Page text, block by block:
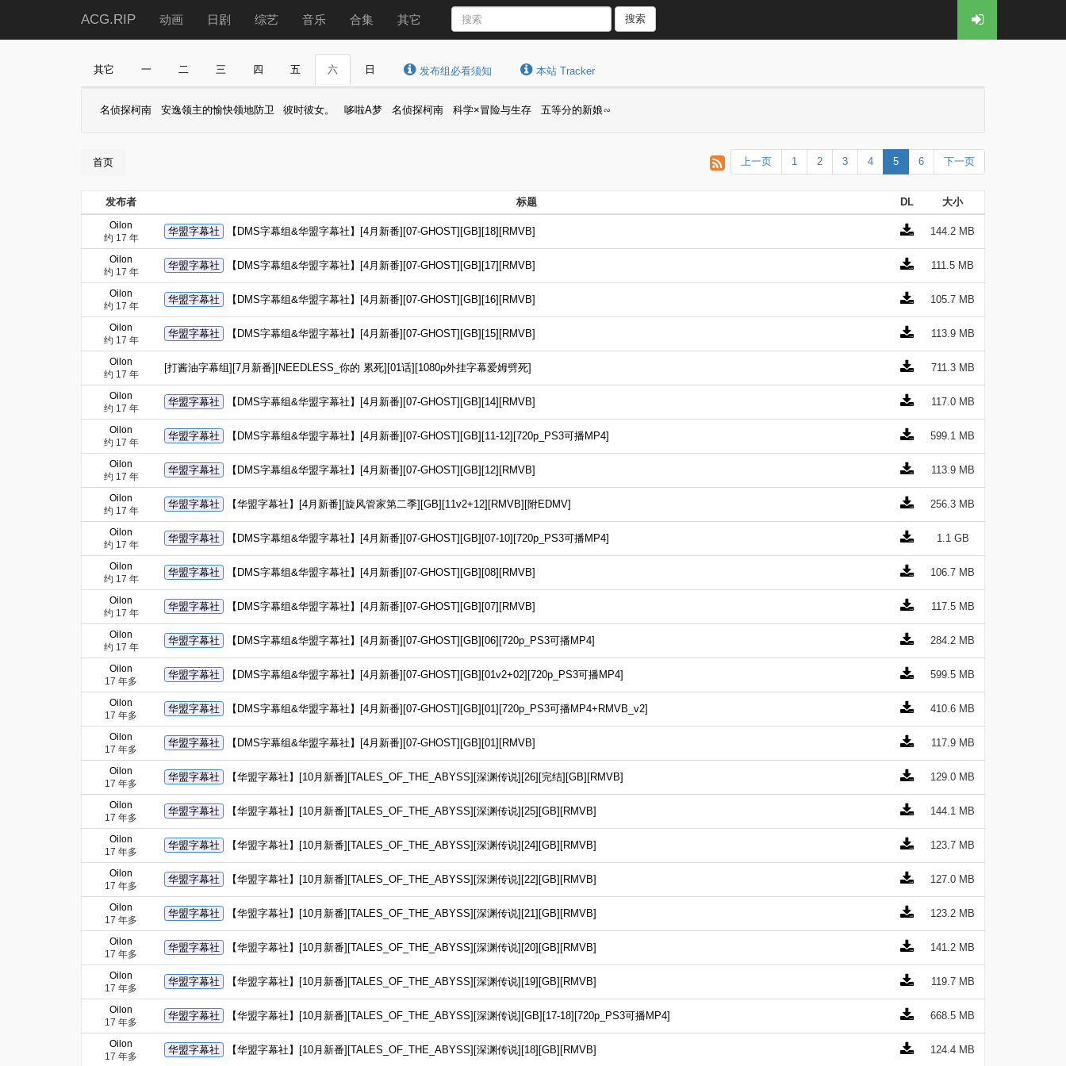
ACG.RIP 动画 日剧 综艺 音乐 合集 其它 搜索
其它 一 二 三 四 五 六 日 发布组必看须知 本站 Tracker
名侦探柯南 安逸领主的愉快领地防卫 彼时彼女。 哆啦A梦 名侦探柯南 科学×冒险与生存 五等分的新娘∽
上一页 1 2 3 4 5 6 下一页
首页
发布者 标题 DL 大小
Oilon
约 17 年
华盟字幕社 【DMS字幕组&华盟字幕社】[4月新番][07-GHOST][GB][18][RMVB] 144.2 MB
Oilon
约 17 年
华盟字幕社 【DMS字幕组&华盟字幕社】[4月新番][07-GHOST][GB][17][RMVB] 111.5 MB
Oilon
约 17 年
华盟字幕社 【DMS字幕组&华盟字幕社】[4月新番][07-GHOST][GB][16][RMVB] 105.7 MB
Oilon
约 17 年
华盟字幕社 【DMS字幕组&华盟字幕社】[4月新番][07-GHOST][GB][15][RMVB] 113.9 MB
Oilon
约 17 年
[打酱油字幕组][7月新番][NEEDLESS_你的 累死][01话][1080p外挂字幕爱姆劈死] 711.3 MB
Oilon
约 17 年
华盟字幕社 【DMS字幕组&华盟字幕社】[4月新番][07-GHOST][GB][14][RMVB] 117.0 MB
Oilon
约 17 年
华盟字幕社 【DMS字幕组&华盟字幕社】[4月新番][07-GHOST][GB][11-12][720p_PS3可播MP4] 599.1 MB
Oilon
约 17 年
华盟字幕社 【DMS字幕组&华盟字幕社】[4月新番][07-GHOST][GB][12][RMVB] 113.9 MB
Oilon
约 17 年
华盟字幕社 【华盟字幕社】[4月新番][旋风管家第二季][GB][11v2+12][RMVB][附EDMV] 256.3 MB
Oilon
约 17 年
华盟字幕社 【DMS字幕组&华盟字幕社】[4月新番][07-GHOST][GB][07-10][720p_PS3可播MP4] 1.1 GB
Oilon
约 17 年
华盟字幕社 【DMS字幕组&华盟字幕社】[4月新番][07-GHOST][GB][08][RMVB] 106.7 MB
Oilon
约 17 年
华盟字幕社 【DMS字幕组&华盟字幕社】[4月新番][07-GHOST][GB][07][RMVB] 117.5 MB
Oilon
约 17 年
华盟字幕社 【DMS字幕组&华盟字幕社】[4月新番][07-GHOST][GB][06][720p_PS3可播MP4] 284.2 MB
Oilon
17 年多
华盟字幕社 【DMS字幕组&华盟字幕社】[4月新番][07-GHOST][GB][01v2+02][720p_PS3可播MP4] 599.5 MB
Oilon
17 年多
华盟字幕社 【DMS字幕组&华盟字幕社】[4月新番][07-GHOST][GB][01][720p_PS3可播MP4+RMVB_v2] 410.6 MB
Oilon
17 年多
华盟字幕社 【DMS字幕组&华盟字幕社】[4月新番][07-GHOST][GB][01][RMVB] 117.9 MB
Oilon
17 年多
华盟字幕社 【华盟字幕社】[10月新番][TALES_OF_THE_ABYSS][深渊传说][26][完结][GB][RMVB] 129.0 MB
Oilon
17 年多
华盟字幕社 【华盟字幕社】[10月新番][TALES_OF_THE_ABYSS][深渊传说][25][GB][RMVB] 144.1 MB
Oilon
17 年多
华盟字幕社 【华盟字幕社】[10月新番][TALES_OF_THE_ABYSS][深渊传说][24][GB][RMVB] 123.7 MB
Oilon
17 年多
华盟字幕社 【华盟字幕社】[10月新番][TALES_OF_THE_ABYSS][深渊传说][22][GB][RMVB] 127.0 MB
Oilon
17 年多
华盟字幕社 【华盟字幕社】[10月新番][TALES_OF_THE_ABYSS][深渊传说][21][GB][RMVB] 123.2 MB
Oilon
17 年多
华盟字幕社 【华盟字幕社】[10月新番][TALES_OF_THE_ABYSS][深渊传说][20][GB][RMVB] 141.2 MB
Oilon
17 年多
华盟字幕社 【华盟字幕社】[10月新番][TALES_OF_THE_ABYSS][深渊传说][19][GB][RMVB] 119.7 MB
Oilon
17 年多
华盟字幕社 【华盟字幕社】[10月新番][TALES_OF_THE_ABYSS][深渊传说][GB][17-18][720p_PS3可播MP4] 668.5 MB
Oilon
17 年多
华盟字幕社 【华盟字幕社】[10月新番][TALES_OF_THE_ABYSS][深渊传说][18][GB][RMVB] 124.4 MB